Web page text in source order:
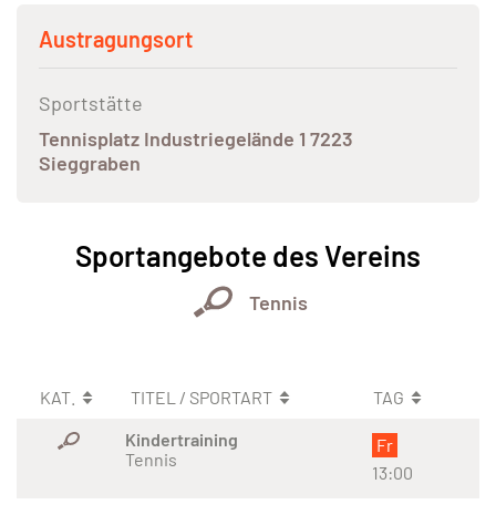
Austragungsort
Sportstätte
Tennisplatz Industriegelände 1 7223
Sieggraben
Sportangebote des Vereins
Tennis
KAT. TITEL / SPORTART
TAG
Kindertraining
Tennis
Fr
13:00